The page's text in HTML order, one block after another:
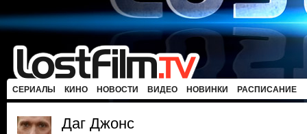
СЕРИАЛЫ КИНО НОВОСТИ ВИДЕО НОВИНКИ РАСПИСАНИЕ
Даг Джонс